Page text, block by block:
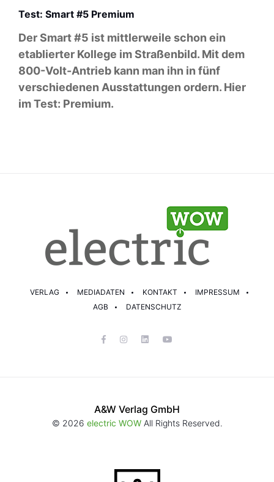
Test: Smart #5 Premium
Der Smart #5 ist mittlerweile schon ein
etablierter Kollege im Straßenbild. Mit dem
800-Volt-Antrieb kann man ihn in fünf
verschiedenen Ausstattungen ordern. Hier
im Test: Premium.
VERLAG MEDIADATEN KONTAKT
IMPRESSUM
AGB
DATENSCHUTZ
A&W Verlag GmbH
© 2026 electric WOWAll Rights Reserved.